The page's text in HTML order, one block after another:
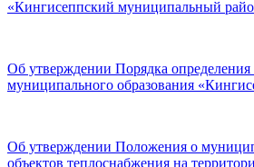
«Кингисеппский муниципальный
Об утверждении Порядка определения
муниципального образования
Об утверждении Положения о
объектов теплоснабжения на